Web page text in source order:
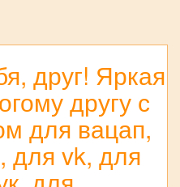
друг! Яркая
другу с
для вацап,
для vk, для